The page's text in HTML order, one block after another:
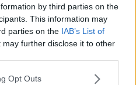
by third parties on the
This information may
parties on the IAB’s List of
may further disclose it to other
Opt Outs
alla rete(alla wireless
dell’internet delle cose,
oggetti della vita di tutti i giorni.
di “macchine” siano collegate
si guidano da sole ai robot che
da caffè.
di largo consumo stanno